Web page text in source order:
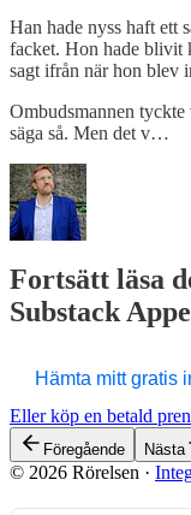
Han hade nyss haft ett
facket. Hon hade blivit
sagt ifrån när hon blev
Ombudsmannen
säga så. Men det v…
Fortsätt läsa
Substack
Hämta mitt gratis
Eller köp en betald
Föregående Nästa
© 2026 Rörelsen ·